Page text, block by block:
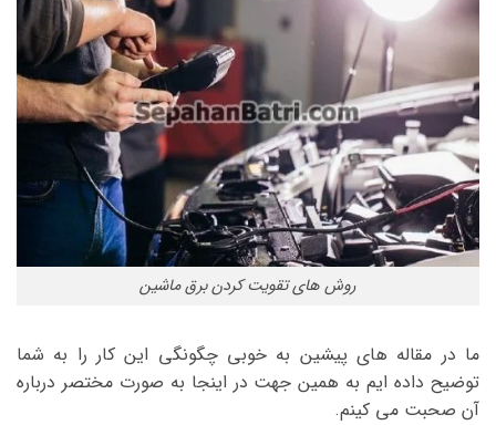
روش های تقویت کردن برق ماشین
ما در مقاله های پیشین به خوبی چگونگی این کار را به شما
توضیح داده ایم به همین جهت در اینجا به صورت مختصر درباره
آن صحبت می کینم.